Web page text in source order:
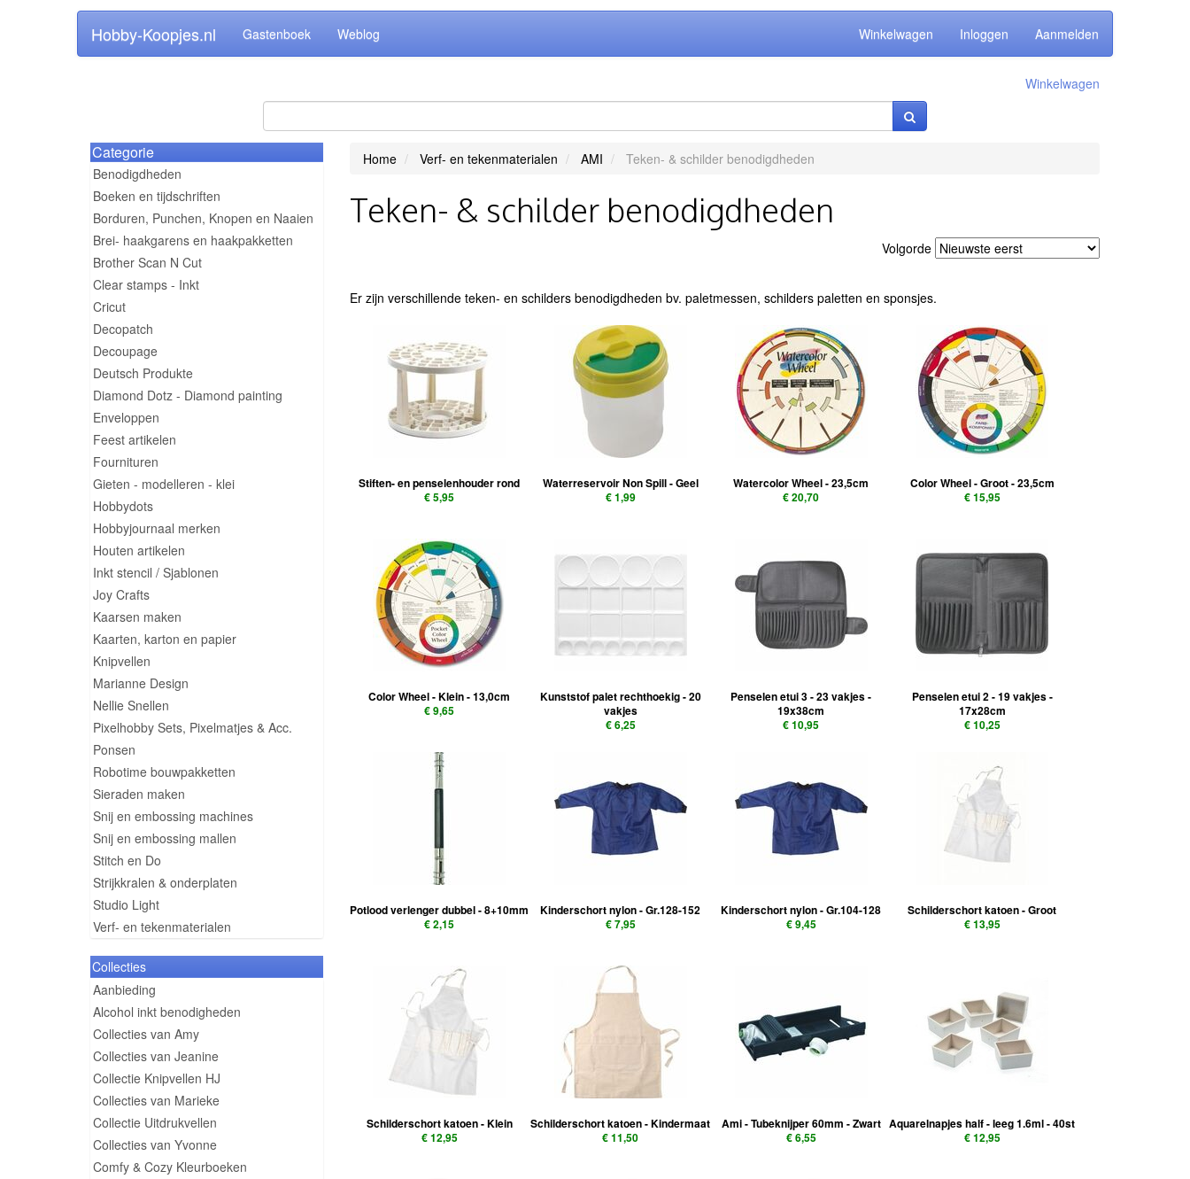
Hobby-Koopjes.nl Gastenboek Weblog Winkelwagen Inloggen Aanmelden
Winkelwagen
Categorie
Benodigdheden
Boeken en tijdschriften
Borduren, Punchen, Knopen en Naaien
Brei- haakgarens en haakpakketten
Brother Scan N Cut
Clear stamps - Inkt
Cricut
Decopatch
Decoupage
Deutsch Produkte
Diamond Dotz - Diamond painting
Enveloppen
Feest artikelen
Fournituren
Gieten - modelleren - klei
Hobbydots
Hobbyjournaal merken
Houten artikelen
Inkt stencil / Sjablonen
Joy Crafts
Kaarsen maken
Kaarten, karton en papier
Knipvellen
Marianne Design
Nellie Snellen
Pixelhobby Sets, Pixelmatjes & Acc.
Ponsen
Robotime bouwpakketten
Sieraden maken
Snij en embossing machines
Snij en embossing mallen
Stitch en Do
Strijkkralen & onderplaten
Studio Light
Verf- en tekenmaterialen
Collecties
Aanbieding
Alcohol inkt benodigheden
Collecties van Amy
Collecties van Jeanine
Collectie Knipvellen HJ
Collecties van Marieke
Collectie Uitdrukvellen
Collecties van Yvonne
Comfy & Cozy Kleurboeken
Home Verf- en tekenmaterialen AMI Teken- & schilder benodigdheden
Teken- & schilder benodigdheden
Volgorde
Er zijn verschillende teken- en schilders benodigdheden bv. paletmessen, schilders paletten en sponsjes.
Stiften- en penselenhouder rond
€ 5,95
Waterreservoir Non Spill - Geel
€ 1,99
Watercolor Wheel - 23,5cm
€ 20,70
Color Wheel - Groot - 23,5cm
€ 15,95
Color Wheel - Klein - 13,0cm
€ 9,65
Kunststof palet rechthoekig - 20
vakjes
€ 6,25
Penselen etui 3 - 23 vakjes -
19x38cm
€ 10,95
Penselen etui 2 - 19 vakjes -
17x28cm
€ 10,25
Potlood verlenger dubbel - 8+10mm
€ 2,15
Kinderschort nylon - Gr.128-152
€ 7,95
Kinderschort nylon - Gr.104-128
€ 9,45
Schilderschort katoen - Groot
€ 13,95
Schilderschort katoen - Klein
€ 12,95
Schilderschort katoen - Kindermaat
€ 11,50
Ami - Tubeknijper 60mm - Zwart
€ 6,55
Aquarelnapjes half - leeg 1.6ml - 40st
€ 12,95